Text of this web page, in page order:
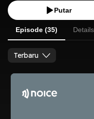
Putar
Episode (35) Details
Terbaru